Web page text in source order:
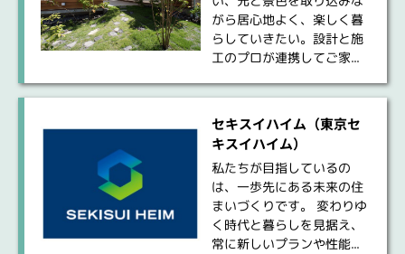
がら居心地よく、楽しく暮
らしていきたい。設計と施
工のプロが連携してご家...
セキスイハイム（東京セ
キスイハイム）
私たちが目指しているの
は、一歩先にある未来の住
まいづくりです。 変わりゆ
く時代と暮らしを見据え、
常に新しいプランや性能...